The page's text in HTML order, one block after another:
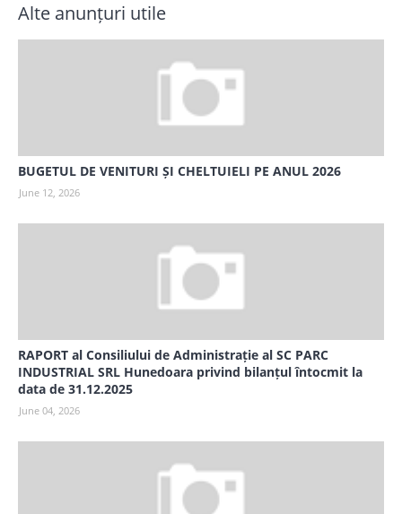
Alte anunțuri utile
BUGETUL DE VENITURI ȘI CHELTUIELI PE ANUL 2026
June 12, 2026
RAPORT al Consiliului de Administrație al SC PARC
INDUSTRIAL SRL Hunedoara privind bilanțul întocmit la
data de 31.12.2025
June 04, 2026